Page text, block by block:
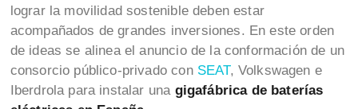
lograr la movilidad sostenible deben estar
acompañados de grandes inversiones. En este orden
de ideas se alinea el anuncio de la conformación de un
consorcio público-privado con SEAT, Volkswagen e
Iberdrola para instalar una gigafábrica de baterías